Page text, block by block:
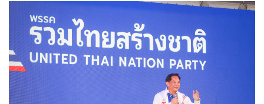
คนบ้านในป่าเท่านั้น ซึ่งจะตีความหมายเป็นอย่างอื่นไม่ได้